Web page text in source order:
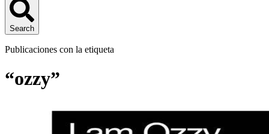
Search
Publicaciones con la etiqueta
“ozzy”